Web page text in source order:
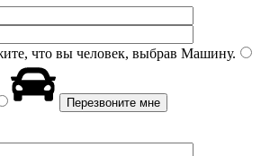
что вы человек, выбрав Машину.